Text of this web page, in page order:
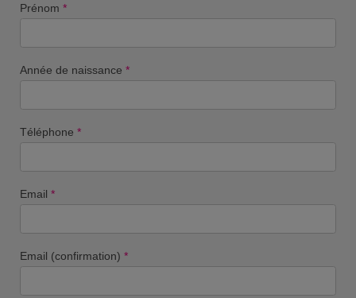
Prénom *
Année de naissance *
Téléphone *
Email *
Email (confirmation) *